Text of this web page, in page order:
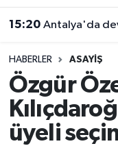
15:20 Antalya'da
HABERLER ASAYIŞ
Özgür
üyeli
Ekonomi
Resmi İlanlar
Alanyaspor
Antalya
Antalya Trafik
Süper Lig
Tüm